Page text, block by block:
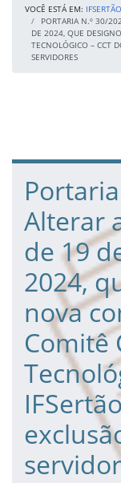
VOCÊ ESTÁ EM:
PORTARIA N.º 30/
DE 2024, QUE
TECNOLÓGICO – CCT
SERVIDORES
Fim da navegação
Início do
Alterar
de 19
2024,
nova
Comitê